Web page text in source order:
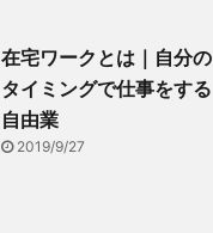
在宅ワークとは｜自分の
タイミングで仕事をする
自由業
2019/9/27